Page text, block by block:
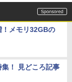
！メモリ32GBの
！ 見どころ記事